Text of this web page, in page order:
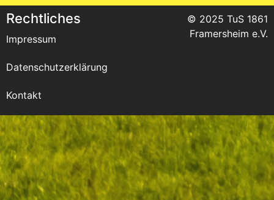
Rechtliches
Impressum
Datenschutzerklärung
Kontakt
© 2025 TuS 1861
Framersheim e.V.